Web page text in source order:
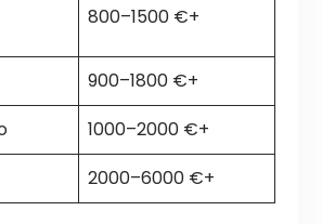
800–1500 €+
900–1800 €+
1000–2000 €+
2000–6000 €+